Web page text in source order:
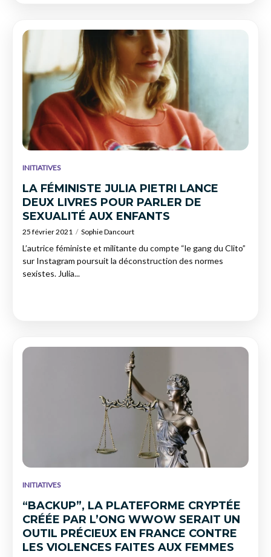
INITIATIVES
LA FÉMINISTE JULIA PIETRI LANCE
DEUX LIVRES POUR PARLER DE
SEXUALITÉ AUX ENFANTS
25 février 2021 Sophie Dancourt
L’autrice féministe et militante du compte “le gang du Clito”
sur Instagram poursuit la déconstruction des normes
sexistes. Julia...
INITIATIVES
“BACKUP”, LA PLATEFORME CRYPTÉE
CRÉÉE PAR L’ONG WWOW SERAIT UN
OUTIL PRÉCIEUX EN FRANCE CONTRE
LES VIOLENCES FAITES AUX FEMMES